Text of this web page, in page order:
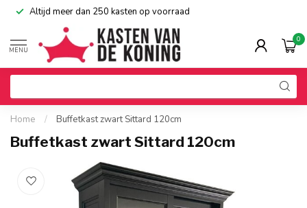
Altijd meer dan 250 kasten op voorraad
MENU
0
Home / Buffetkast zwart Sittard 120cm
Buffetkast zwart Sittard 120cm